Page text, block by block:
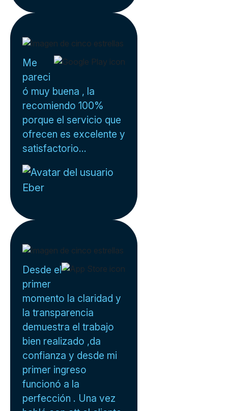
Me
pareci
ó muy buena , la
recomiendo 100%
porque el servicio que
ofrecen es excelente y
satisfactorio...
Eber
Desde el
primer
momento la claridad y
la transparencia
demuestra el trabajo
bien realizado ,da
confianza y desde mi
primer ingreso
funcionó a la
perfección . Una vez